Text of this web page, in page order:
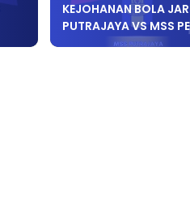
KEJOHANAN BOLA
PUTRAJAYA VS MSS